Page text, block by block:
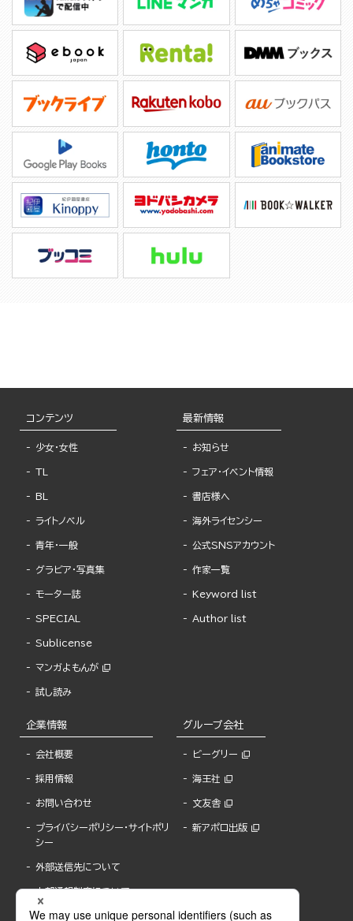
コンテンツ
少女・女性
TL
BL
ライトノベル
青年・一般
グラビア・写真集
モーター誌
SPECIAL
Sublicense
マンガよもんが
試し読み
最新情報
お知らせ
フェア・イベント情報
書店様へ
海外ライセンシー
公式SNSアカウント
作家一覧
Keyword list
Author list
企業情報
会社概要
採用情報
お問い合わせ
プライバシーポリシー・サイトポリ
シー
外部送信先について
内部通報制度について
グループ会社
ビーグリー
海王社
文友舎
新アポロ出版